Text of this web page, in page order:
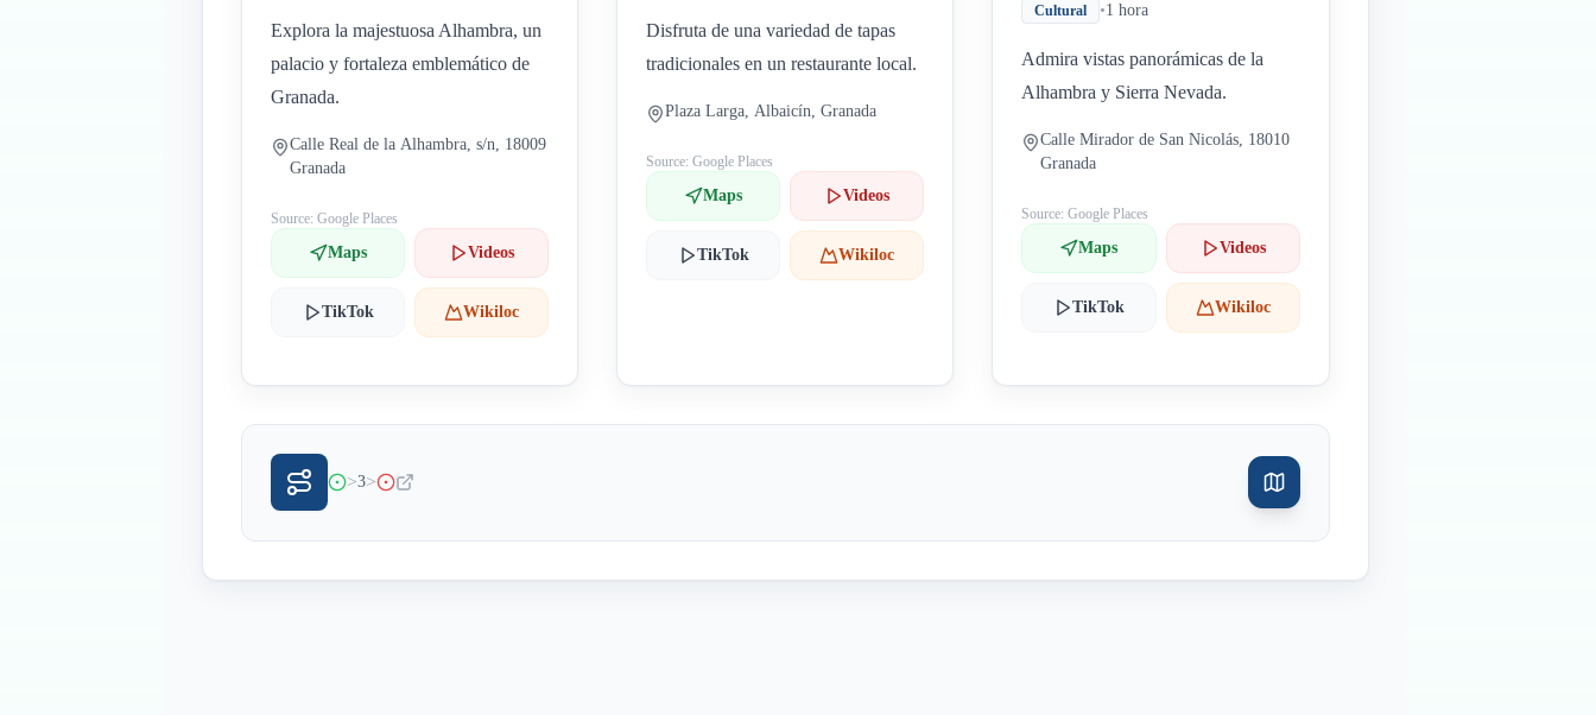
Explora la majestuosa Alhambra, un
palacio y fortaleza emblemático de
Granada.
Calle Real de la Alhambra, s/n, 18009
Granada
Source: Google Places
Maps Videos
TikTok Wikiloc
Disfruta de una variedad de tapas
tradicionales en un restaurante local.
Plaza Larga, Albaicín, Granada
Source: Google Places
Maps Videos
TikTok Wikiloc
Cultural •1 hora
Admira vistas panorámicas de la
Alhambra y Sierra Nevada.
Calle Mirador de San Nicolás, 18010
Granada
Source: Google Places
Maps Videos
TikTok Wikiloc
>3>